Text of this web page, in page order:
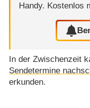
Handy. Kostenlos
In der Zwischenzeit
Sendetermine
erkunden.